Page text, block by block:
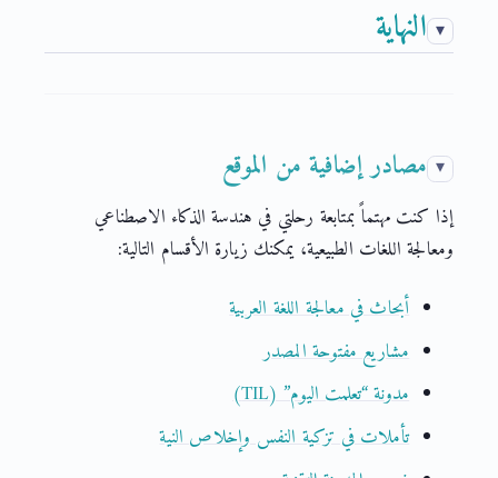
النهاية
مصادر إضافية من الموقع
إذا كنت مهتماً بمتابعة رحلتي في هندسة الذكاء الاصطناعي
ومعالجة اللغات الطبيعية، يمكنك زيارة الأقسام التالية:
أبحاث في معالجة اللغة العربية
مشاريع مفتوحة المصدر
مدونة “تعلمت اليوم” (TIL)
تأملات في تزكية النفس وإخلاص النية